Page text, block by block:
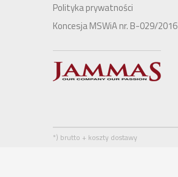
Polityka prywatności
Koncesja MSWiA nr. B-029/2016
*) brutto + koszty dostawy